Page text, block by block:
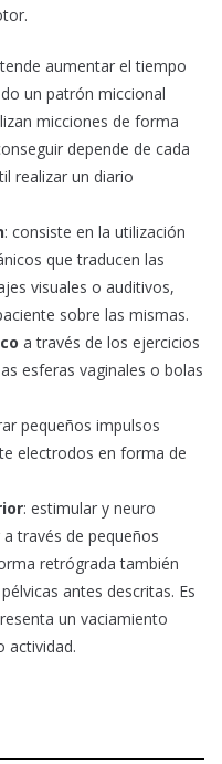
aumentar el tiempo
un patrón miccional
micciones de forma
depende de cada
realizar un diario
: consiste en la utilización
que traducen las
visuales o auditivos,
sobre las mismas.
a través de los ejercicios
esferas vaginales o bolas
pequeños impulsos
electrodos en forma de
: estimular y neuro
través de pequeños
retrógrada también
antes descritas. Es
un vaciamiento
actividad.